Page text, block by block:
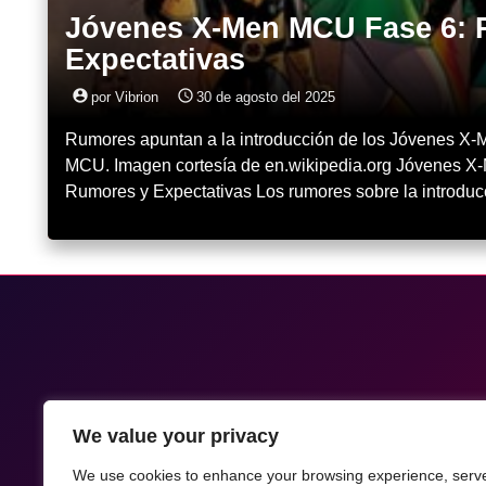
We value your privacy
We use cookies to enhance your browsing experience,
Jóvenes X-Men MCU Fase 6:
Expectativas
account_circle por Vibrion access_time 30 de agosto del 2025
Rumores apuntan a la introducción de los Jóvenes X-
MCU. Imagen cortesía de en.wikipedia.org Jóvenes
Rumores y Expectativas Los rumores sobre la